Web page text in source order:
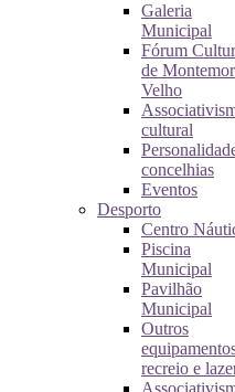
Galeria
Municipal
Fórum
de
Velho
cultural
concelhias
Eventos
Desporto
Centro
Piscina
Municipal
Pavilhão
Municipal
Outros
recreio e